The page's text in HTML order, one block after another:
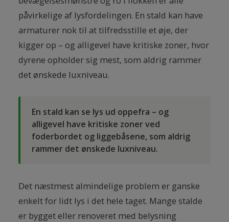
påvirkelige af lysfordelingen. En stald kan have
armaturer nok til at tilfredsstille et øje, der
kigger op – og alligevel have kritiske zoner, hvor
dyrene opholder sig mest, som aldrig rammer
det ønskede luxniveau.
En stald kan se lys ud oppefra – og
alligevel have kritiske zoner ved
foderbordet og liggebåsene, som aldrig
rammer det ønskede luxniveau.
Det næstmest almindelige problem er ganske
enkelt for lidt lys i det hele taget. Mange stalde
er bygget eller renoveret med belysning